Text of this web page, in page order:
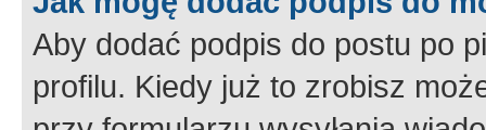
Aby dodać podpis do postu po
profilu. Kiedy już to zrobisz